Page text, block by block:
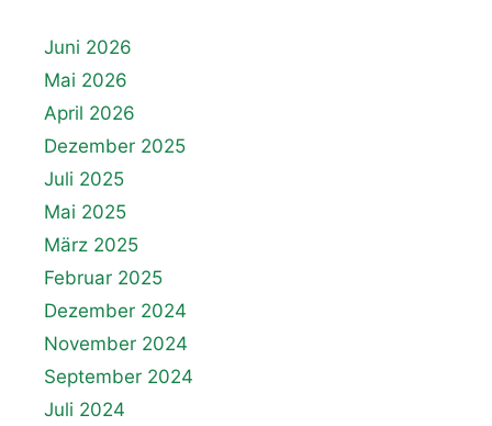
Juni 2026
Mai 2026
April 2026
Dezember 2025
Juli 2025
Mai 2025
März 2025
Februar 2025
Dezember 2024
November 2024
September 2024
Juli 2024